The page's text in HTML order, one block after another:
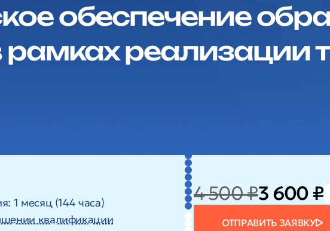
обеспечение
рамках реализации
1 месяц (144 часа)
квалификации
4 500 ₽3 600 ₽
ОТПРАВИТЬ ЗАЯВКУ